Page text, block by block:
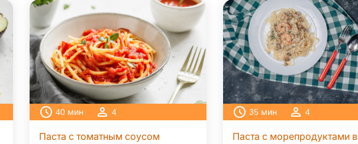
40 мин 4
Паста с томатным соусом
35 мин 4
Паста с морепродуктами в